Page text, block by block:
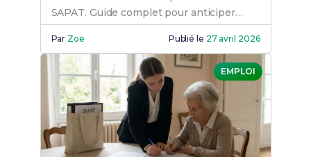
SAPAT. Guide complet pour anticiper
votre avenir professionnel.
Par Zoe Publié le 27 avril 2026
EMPLOI